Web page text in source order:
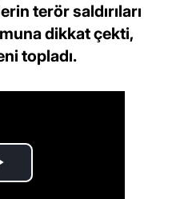
terör saldırıları
dikkat çekti,
topladı.